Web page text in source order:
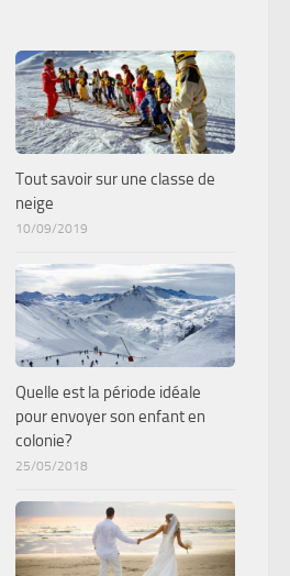
Tout savoir sur une classe de
neige
10/09/2019
Quelle est la période idéale
pour envoyer son enfant en
colonie?
25/05/2018